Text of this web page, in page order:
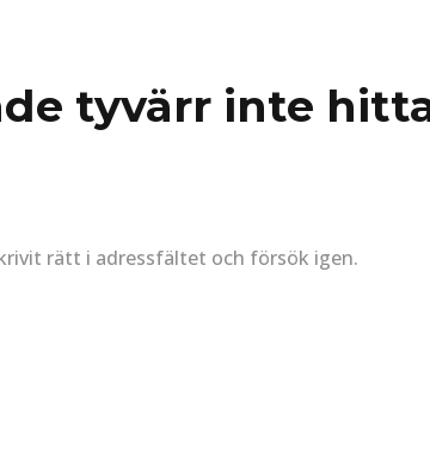
tyvärr inte
rätt i adressfältet och försök igen.